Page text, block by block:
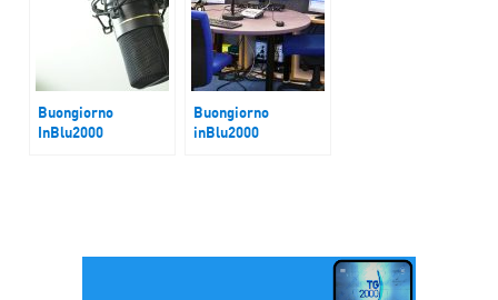
Buongiorno
InBlu2000
Buongiorno
inBlu2000